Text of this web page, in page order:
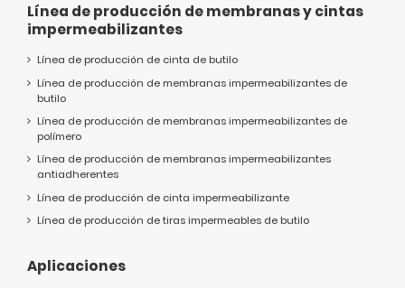
Línea de producción de membranas y cintas
impermeabilizantes
Línea de producción de cinta de butilo
Línea de producción de membranas impermeabilizantes de
butilo
Línea de producción de membranas impermeabilizantes de
polímero
Línea de producción de membranas impermeabilizantes
antiadherentes
Línea de producción de cinta impermeabilizante
Línea de producción de tiras impermeables de butilo
Aplicaciones